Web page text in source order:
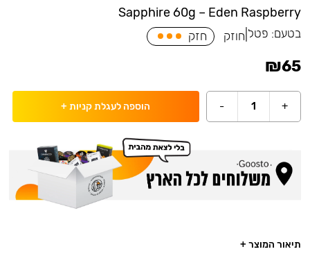
Sapphire 60g – Eden Raspberry
בטעם: פטל חוזק חזק
₪65
+
1
- הוספה לעגלת קניות +
תיאור המוצר +